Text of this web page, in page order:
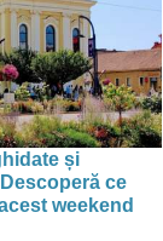
și
ce
weekend